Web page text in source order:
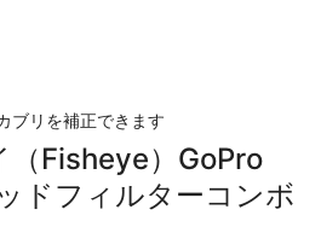
ブリを補正できます
（Fisheye）GoPro
ドフィルターコンボ